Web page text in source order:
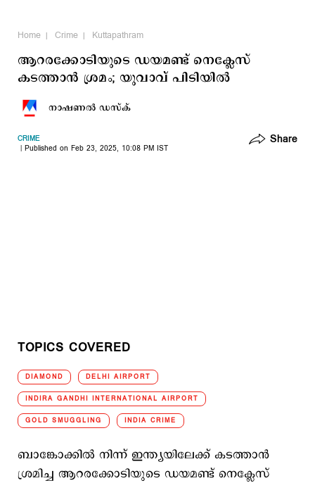
Home Crime Kuttapathram
ആറരക്കോടിയുടെ ഡയമണ്ട് നെക്ലേസ്
കടത്താന്‍ ശ്രമം; യുവാവ് പിടിയില്‍
നാഷണല്‍ ഡസ്ക്
CRIME
Published on Feb 23, 2025, 10:08 PM IST
Share
TOPICS COVERED
DIAMOND DELHI AIRPORT
INDIRA GANDHI INTERNATIONAL AIRPORT
GOLD SMUGGLING INDIA CRIME
ബാങ്കോക്കിൽ നിന്ന് ഇന്ത്യയിലേക്ക് കടത്താന്‍‌
ശ്രമിച്ച ആറരക്കോടിയുടെ ഡയമണ്ട് നെക്ലേസ്